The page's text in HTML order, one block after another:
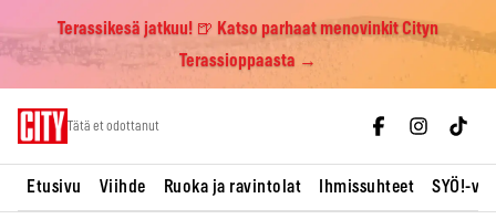
Terassikesä jatkuu! 🍺 Katso parhaat menovinkit Cityn
Terassioppaasta →
Tätä et odottanut
Etusivu Viihde Ruoka ja ravintolat Ihmissuhteet SYÖ!-